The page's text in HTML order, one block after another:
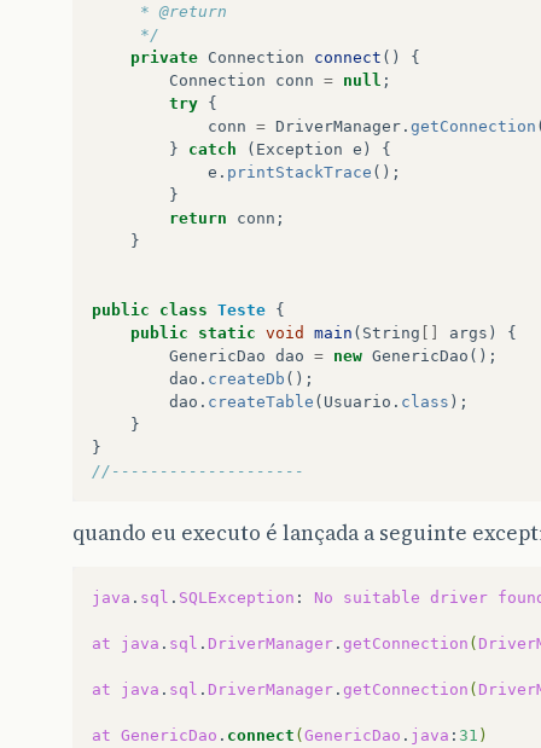
	 * @return
	 */
private Connection connect ()
{
Connection
conn = null ;
try {
conn = DriverManager . getConnection
}
catch ( Exception e )
{
e . printStackTrace ();
}
return
conn ;
}
public class Teste {
public
static void main ( String args )
{
GenericDao dao = new GenericDao ();
dao . createDb ();
dao . createTable ( Usuario . class );
}
}
//--------------------
quando eu executo é lançada a seguinte
java . sql . SQLException : No suitable driver
at java . sql . DriverManager . getConnection (
at java . sql . DriverManager . getConnection (
at GenericDao . connect ( GenericDao . java : 31 )